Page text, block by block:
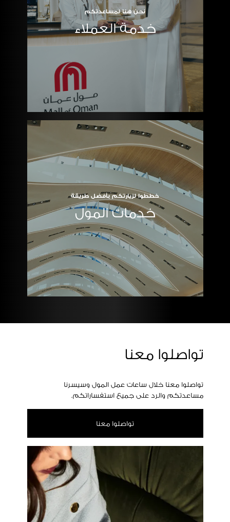
نحن هنا لمساعدتكم
خدمة العملاء
خططوا لزيارتكم بأفضل طريقة
خدمات المول
تواصلوا معنا
تواصلوا معنا خلال ساعات عمل المول وسيسرنا
مساعدتكم والرد على جميع استفساراتكم.
تواصلوا معنا